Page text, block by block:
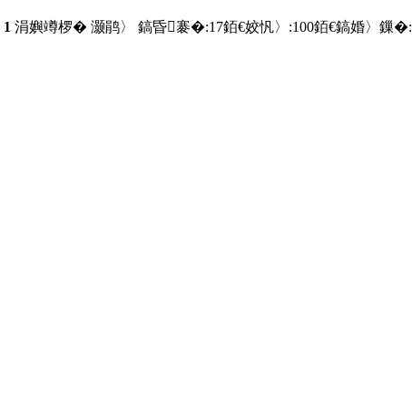
1 涓嬩竴椤� 灏鹃〉 鎬昏褰�:17銆€姣忛〉:100銆€鎬婚〉鏁�: